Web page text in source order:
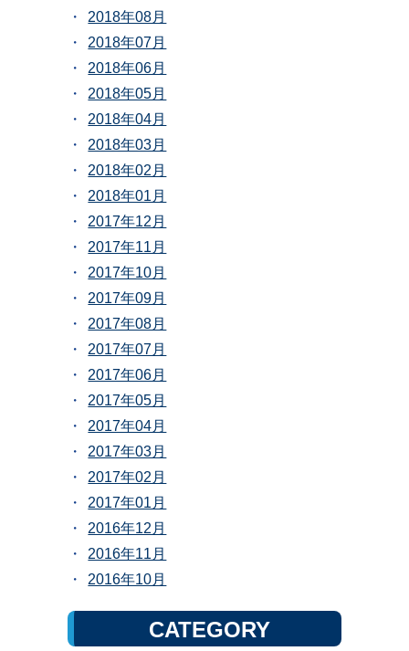
2018年08月
2018年07月
2018年06月
2018年05月
2018年04月
2018年03月
2018年02月
2018年01月
2017年12月
2017年11月
2017年10月
2017年09月
2017年08月
2017年07月
2017年06月
2017年05月
2017年04月
2017年03月
2017年02月
2017年01月
2016年12月
2016年11月
2016年10月
CATEGORY